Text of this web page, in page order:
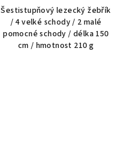
Šestistupňový lezecký žebřík
/ 4 velké schody / 2 malé
pomocné schody / délka 150
cm / hmotnost 210 g